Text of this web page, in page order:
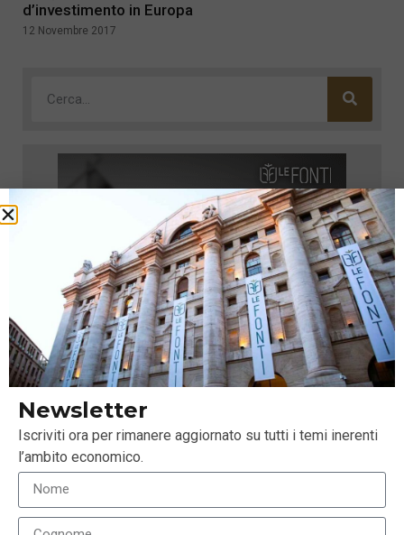
d’investimento in Europa
12 Novembre 2017
Newsletter
Iscriviti ora per rimanere aggiornato su tutti i temi inerenti
l’ambito economico.